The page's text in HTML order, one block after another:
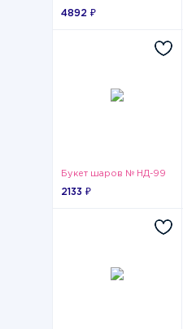
4892 ₽
Букет шаров № НД-99
2133 ₽